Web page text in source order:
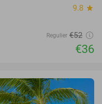
9.8 star
Regulier €52
€36